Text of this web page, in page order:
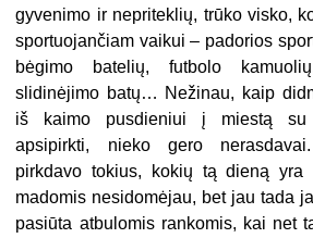
gyvenimo ir nepriteklių, trūko visko,
sportuojančiam vaikui – padorios
bėgimo batelių, futbolo
slidinėjimo batų… Nežinau, kaip
iš kaimo pusdieniui į miestą su
apsipirkti, nieko gero
pirkdavo tokius, kokių tą dieną yra
madomis nesidomėjau, bet jau tada
pasiūta atbulomis rankomis, kai net